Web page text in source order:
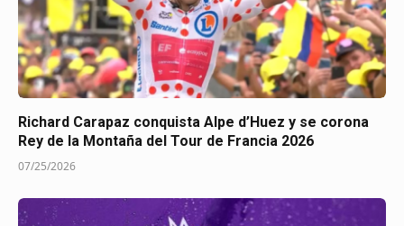
Richard Carapaz conquista Alpe d’Huez y se corona
Rey de la Montaña del Tour de Francia 2026
07/25/2026